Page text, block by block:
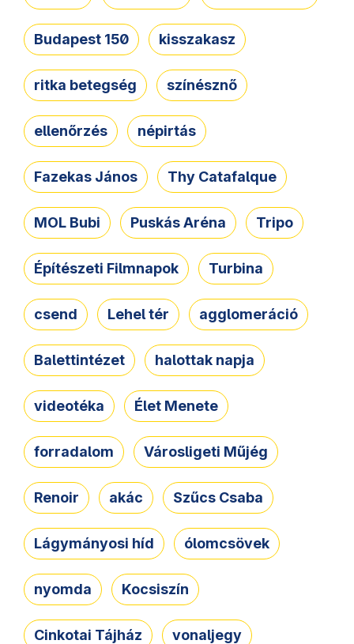
Budapest 150 kisszakasz
ritka betegség színésznő
ellenőrzés népirtás
Fazekas János Thy Catafalque
MOL Bubi Puskás Aréna Tripo
Építészeti Filmnapok Turbina
csend Lehel tér agglomeráció
Balettintézet halottak napja
videotéka Élet Menete
forradalom Városligeti Műjég
Renoir akác Szűcs Csaba
Lágymányosi híd ólomcsövek
nyomda Kocsiszín
Cinkotai Tájház vonaljegy